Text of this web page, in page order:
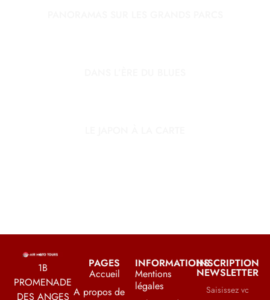
1B
PROMENADE
DES ANGES
PAGES
Accueil
A propos de
INFORMATIONS
Mentions
légales
INSCRIPTION
NEWSLETTER